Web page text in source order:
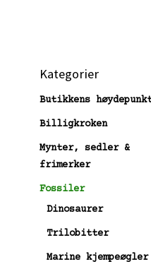
Kategorier
Butikkens
Billigkroken
Mynter, sedler &
frimerker
Fossiler
Dinosaurer
Trilobitter
Marine kjempeøgler